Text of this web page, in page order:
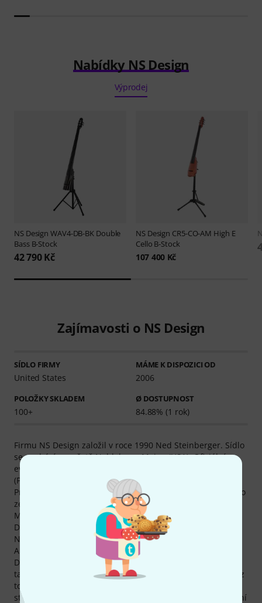
Nabídky NS Design
Výprodej
NS DesignWAV4-DB-BK Double
Bass B-Stock
42 790 Kč
NS Design CR5-CO-AM High E
Cello B-Stock
107 400 Kč
Zajímavosti o NS Design
SÍDLO FIRMY
United States
MÁME K DISPOZICI OD
2006
POLOŽKY SKLADEM
100+
Ø DOSTUPNOST
84.88% (1 rok)
Firmu NS Design založil v roce 1990 Ned Steinberger. Sídlo
se nachází ve městě Nobleboro, Maine (USA). Oficiální
evropskou pobočkou je firma NBE Guitars and Basses
(Praha 6 (CZ)).
Produkty NS Design se vyrábějí hlavně v továrnách v těchto
zemích: Česko, Indie, Čína a Spojené státy americké.
Momentálně máme v sortimentu celkem 115 produktů NS
Design - z toho 100 okamžitě k dispozici skladem. Značka
NS Design je v našem sortimentu už od roku 2006.
Abyste se mohli pohodlně informovat o produktech NS
Design, najdete u nás kromě výstižných popisů produktů
také 2083 médií, testů a hodnocení produktů NS Design - z
toho 1608 produktových fotografií, 54 různých 360
stupňových náhledů, 15 zvukových ukázek a 406 hodnocení